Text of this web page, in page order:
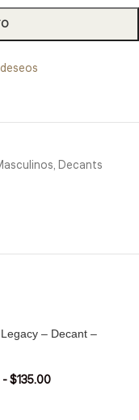
, Decants
– Decant –
-$135.00